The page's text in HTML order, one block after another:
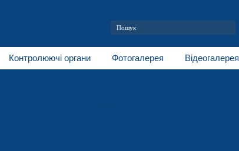
Контролюючі органи Фотогалерея
Відеогалерея